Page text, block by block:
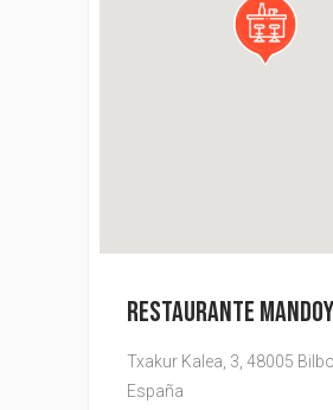
RESTAURANTE
Txakur Kalea, 3, 48005
España